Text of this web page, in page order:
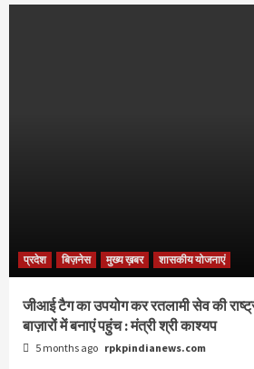
प्रदेश बिज़नेस मुख्य ख़बर शासकीय योजनाएं
जीआई टैग का उपयोग कर रतलामी सेव की
बाज़ारों में बनाएं पहुंच : मंत्री श्री काश्यप
5 months ago rpkpindianews.com